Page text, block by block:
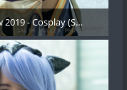
- Cosplay (Samstag) - 150
2019